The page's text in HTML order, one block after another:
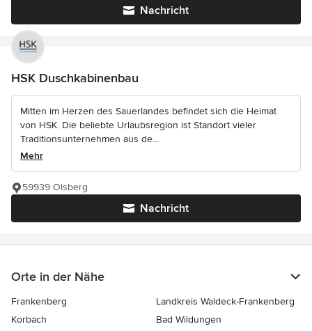
Nachricht
HSK Duschkabinenbau
Mitten im Herzen des Sauerlandes befindet sich die Heimat
von HSK. Die beliebte Urlaubsregion ist Standort vieler
Traditionsunternehmen aus de...
Mehr
Nachricht
59939 Olsberg
Orte in der Nähe
Frankenberg
Landkreis Waldeck-Frankenberg
Korbach
Bad Wildungen